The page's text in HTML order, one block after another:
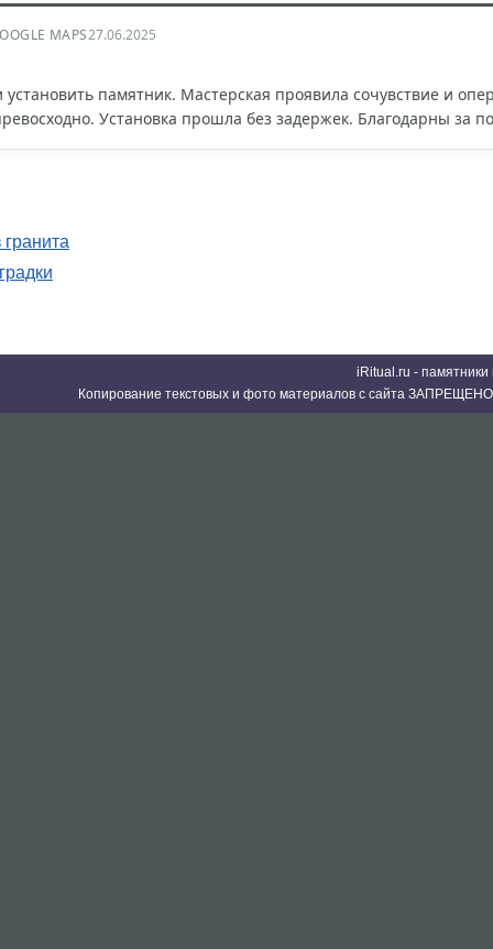
MAPS27.06.2025
памятник. Мастерская проявила сочувствие и
Установка прошла без задержек. Благодарны за
iRitual.ru -
Копирование текстовых и фото материалов с сайта